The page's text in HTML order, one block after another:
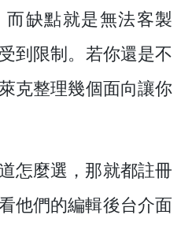
缺點就是無法客製
到限制。若你還是不
克整理幾個面向讓你
怎麼選，那就都註冊
他們的編輯後台介面